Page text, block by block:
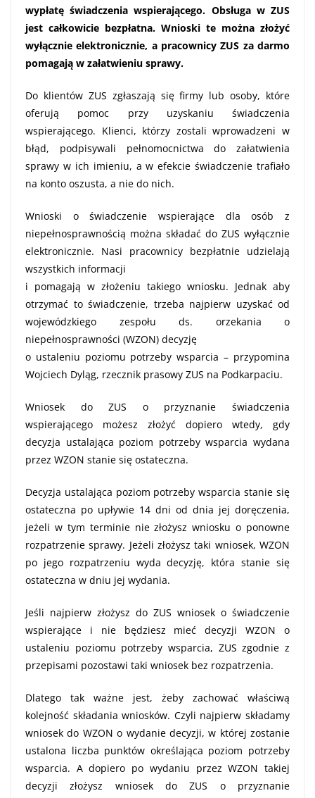
wypłatę świadczenia wspierającego. Obsługa w ZUS
jest całkowicie bezpłatna. Wnioski te można złożyć
wyłącznie elektronicznie, a pracownicy ZUS za darmo
pomagają w załatwieniu sprawy.
Do klientów ZUS zgłaszają się firmy lub osoby, które
oferują pomoc przy uzyskaniu świadczenia
wspierającego. Klienci, którzy zostali wprowadzeni w
błąd, podpisywali pełnomocnictwa do załatwienia
sprawy w ich imieniu, a w efekcie świadczenie trafiało
na konto oszusta, a nie do nich.
Wnioski o świadczenie wspierające dla osób z
niepełnosprawnością można składać do ZUS wyłącznie
elektronicznie. Nasi pracownicy bezpłatnie udzielają
wszystkich informacji
i pomagają w złożeniu takiego wniosku. Jednak aby
otrzymać to świadczenie, trzeba najpierw uzyskać od
wojewódzkiego zespołu ds. orzekania o
niepełnosprawności (WZON) decyzję
o ustaleniu poziomu potrzeby wsparcia – przypomina
Wojciech Dyląg, rzecznik prasowy ZUS na Podkarpaciu.
Wniosek do ZUS o przyznanie świadczenia
wspierającego możesz złożyć dopiero wtedy, gdy
decyzja ustalająca poziom potrzeby wsparcia wydana
przez WZON stanie się ostateczna.
Decyzja ustalająca poziom potrzeby wsparcia stanie się
ostateczna po upływie 14 dni od dnia jej doręczenia,
jeżeli w tym terminie nie złożysz wniosku o ponowne
rozpatrzenie sprawy. Jeżeli złożysz taki wniosek, WZON
po jego rozpatrzeniu wyda decyzję, która stanie się
ostateczna w dniu jej wydania.
Jeśli najpierw złożysz do ZUS wniosek o świadczenie
wspierające i nie będziesz mieć decyzji WZON o
ustaleniu poziomu potrzeby wsparcia, ZUS zgodnie z
przepisami pozostawi taki wniosek bez rozpatrzenia.
Dlatego tak ważne jest, żeby zachować właściwą
kolejność składania wniosków. Czyli najpierw składamy
wniosek do WZON o wydanie decyzji, w której zostanie
ustalona liczba punktów określająca poziom potrzeby
wsparcia. A dopiero po wydaniu przez WZON takiej
decyzji złożysz wniosek do ZUS o przyznanie